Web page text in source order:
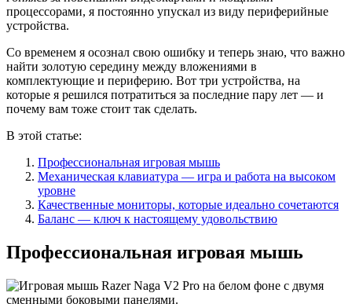
процессорами, я постоянно упускал из виду периферийные
устройства.
Со временем я осознал свою ошибку и теперь знаю, что важно
найти золотую середину между вложениями в
комплектующие и периферию. Вот три устройства, на
которые я решился потратиться за последние пару лет — и
почему вам тоже стоит так сделать.
В этой статье:
Профессиональная игровая мышь
Механическая клавиатура — игра и работа на высоком
уровне
Качественные мониторы, которые идеально сочетаются
Баланс — ключ к настоящему удовольствию
Профессиональная игровая мышь